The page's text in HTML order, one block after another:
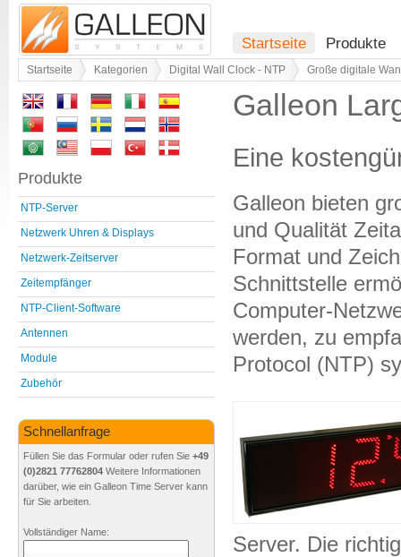
Startseite Produkte
Startseite Kategorien Digital Wall Clock - NTP Große digitale
Galleon
Eine
Galleon bieten
und Qualität
Format und
Schnittstelle
Computer-
werden, zu
Protocol (NTP)
Server. Die
Produkte
NTP-Server
Netzwerk Uhren & Displays
Netzwerk-Zeitserver
Zeitempfänger
NTP-Client-Software
Antennen
Module
Zubehör
Schnellanfrage
Füllen Sie das Formular oder rufen Sie +49
(0)2821 77762804 Weitere Informationen
darüber, wie ein Galleon Time Server kann
für Sie arbeiten.
Vollständiger Name: